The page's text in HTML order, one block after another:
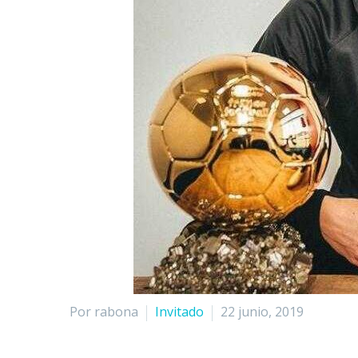
Por rabona Invitado 22 junio, 2019